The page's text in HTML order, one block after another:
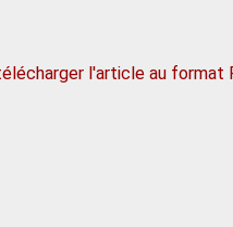
l'article au format